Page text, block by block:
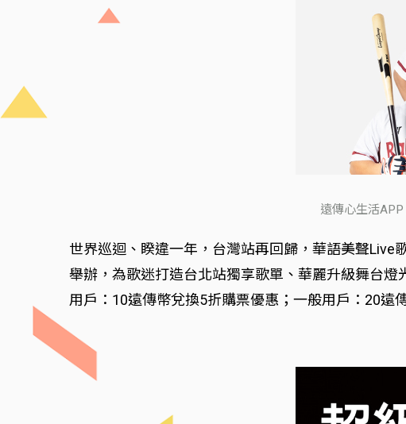
遠傳心生活
世界巡迴、睽違一年，台灣站再回歸，華語美聲Live
舉辦，為歌迷打造台北站獨享歌單、華麗升級舞台
用戶：10遠傳幣兌換5折購票優惠；一般用戶：20遠